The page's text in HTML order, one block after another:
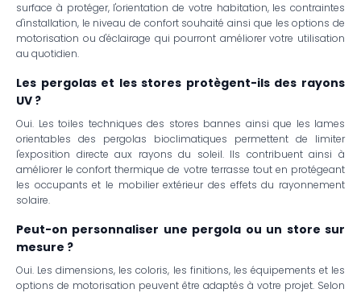
surface à protéger, l'orientation de votre habitation, les contraintes
d'installation, le niveau de confort souhaité ainsi que les options de
motorisation ou d'éclairage qui pourront améliorer votre utilisation
au quotidien.
Les pergolas et les stores protègent-ils des rayons
UV ?
Oui. Les toiles techniques des stores bannes ainsi que les lames
orientables des pergolas bioclimatiques permettent de limiter
l'exposition directe aux rayons du soleil. Ils contribuent ainsi à
améliorer le confort thermique de votre terrasse tout en protégeant
les occupants et le mobilier extérieur des effets du rayonnement
solaire.
Peut-on personnaliser une pergola ou un store sur
mesure ?
Oui. Les dimensions, les coloris, les finitions, les équipements et les
options de motorisation peuvent être adaptés à votre projet. Selon